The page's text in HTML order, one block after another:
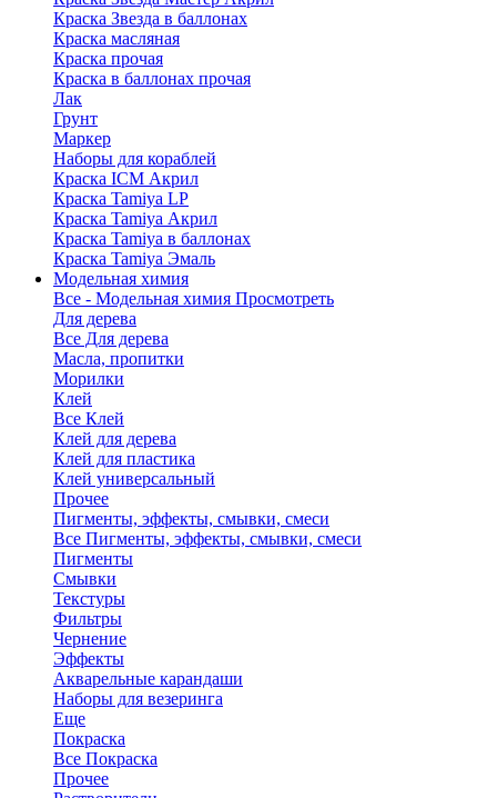
Краска Звезда в баллонах
Краска масляная
Краска прочая
Краска в баллонах прочая
Лак
Грунт
Маркер
Наборы для кораблей
Краска ICM Акрил
Краска Tamiya LP
Краска Tamiya Акрил
Краска Tamiya в баллонах
Краска Tamiya Эмаль
Модельная химия
Все - Модельная химия Просмотреть
Для дерева
Все Для дерева
Масла, пропитки
Морилки
Клей
Все Клей
Клей для дерева
Клей для пластика
Клей универсальный
Прочее
Пигменты, эффекты, смывки, смеси
Все Пигменты, эффекты, смывки, смеси
Пигменты
Смывки
Текстуры
Фильтры
Чернение
Эффекты
Акварельные карандаши
Наборы для везеринга
Еще
Покраска
Все Покраска
Прочее